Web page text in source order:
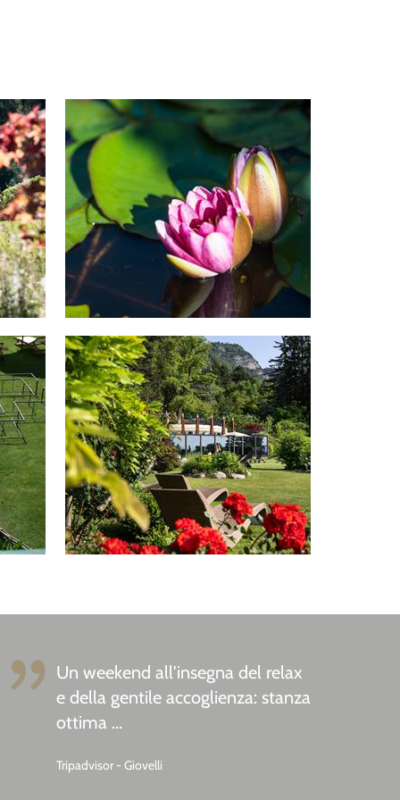
Un weekend all'insegna del relax
e della gentile accoglienza: stanza
ottima ...
Tripadvisor - Giovelli